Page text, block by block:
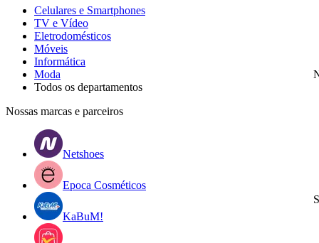
Celulares e Smartphones
TV e Vídeo
Eletrodomésticos
Móveis
Informática
Moda
Todos os departamentos
Nossas marcas e parceiros
Netshoes
Epoca Cosméticos
KaBuM!